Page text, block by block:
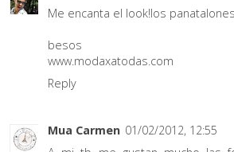
Me encanta el look!los
besos
www.modaxatodas.com
Reply
Mua Carmen 01/02/2012, 12:55